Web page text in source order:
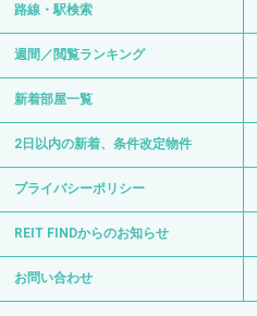
路線・駅検索
週間／閲覧ランキング
新着部屋一覧
2日以内の新着、条件改定物件
プライバシーポリシー
REIT FINDからのお知らせ
お問い合わせ